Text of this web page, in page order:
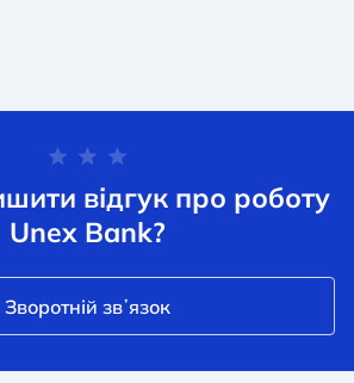
відгук про роботу
Unex Bank?
Зворотній звʼязок